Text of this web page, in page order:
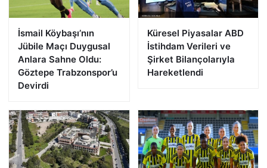
İsmail Köybaşı’nın
Jübile Maçı Duygusal
Anlara Sahne Oldu:
Göztepe Trabzonspor’u
Devirdi
Küresel Piyasalar ABD
İstihdam Verileri ve
Şirket Bilançolarıyla
Hareketlendi